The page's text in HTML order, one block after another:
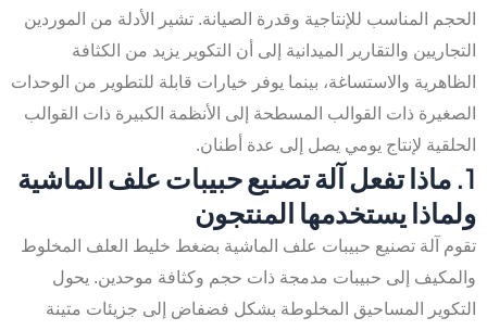
الحجم المناسب للإنتاجية وقدرة الصيانة. تشير الأدلة من الموردين
التجاريين والتقارير الميدانية إلى أن التكوير يزيد من الكثافة
الظاهرية والاستساغة، بينما يوفر خيارات قابلة للتطوير من الوحدات
الصغيرة ذات القوالب المسطحة إلى الأنظمة الكبيرة ذات القوالب
الحلقية لإنتاج يومي يصل إلى عدة أطنان.
1. ماذا تفعل آلة تصنيع حبيبات علف الماشية
ولماذا يستخدمها المنتجون
تقوم آلة تصنيع حبيبات علف الماشية بضغط خليط العلف المخلوط
والمكيف إلى حبيبات مدمجة ذات حجم وكثافة موحدين. يحول
التكوير المساحيق المخلوطة بشكل فضفاض إلى جزيئات متينة